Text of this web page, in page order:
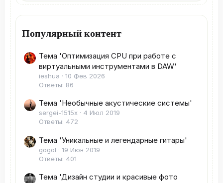
Популярный контент
Тема 'Оптимизация CPU при работе с
виртуальными инструментами в DAW'
ieshua
10 Фев 2026
Ответы: 86
Тема 'Необычные акустические системы'
sergei-1515x
4 Июл 2019
Ответы: 472
Тема 'Уникальные и легендарные гитары'
gogol
19 Июн 2019
Ответы: 401
Тема 'Дизайн студии и красивые фото